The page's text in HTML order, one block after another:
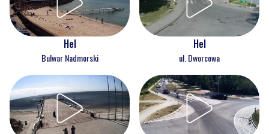
Hel
Bulwar Nadmorski
Hel
ul. Dworcowa